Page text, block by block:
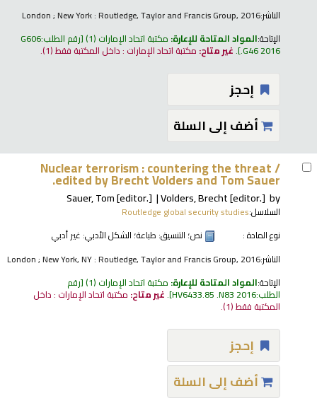
الناشر:London ; New York : Routledge, Taylor and Francis Group, 2016
الإتاحة:المواد المتاحة للإعارة: مكتبة اتحاد الإمارات (1) رقم الطلب:G606
.G46 2016
.غير متاح: مكتبة اتحاد الإمارات : داخل المكتبة فقط(1).
إحجز
أضف إلى السلة
Nuclear terrorism : countering the threat /
edited by Brecht Volders and Tom Sauer.
by
Volders, Brecht[editor.]
Sauer, Tom[editor.]
السلاسل:Routledge global security studies
نوع المادة :
نص؛ التنسيق: طباعة؛ الشكل الأدبي: غير أدبي
الناشر:London ; New York, NY : Routledge, Taylor and Francis Group, 2016
الإتاحة:المواد المتاحة للإعارة: مكتبة اتحاد الإمارات (1) رقم
الطلب:HV6433.85 .N83 2016
.غير متاح: مكتبة اتحاد الإمارات : داخل
المكتبة فقط(1).
إحجز
أضف إلى السلة